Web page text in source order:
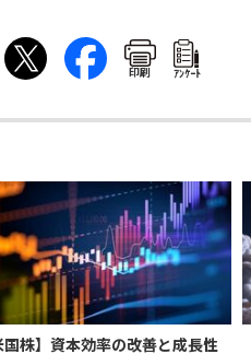
印刷 ｱﾝｹｰﾄ
国株】資本効率の改善と成長性